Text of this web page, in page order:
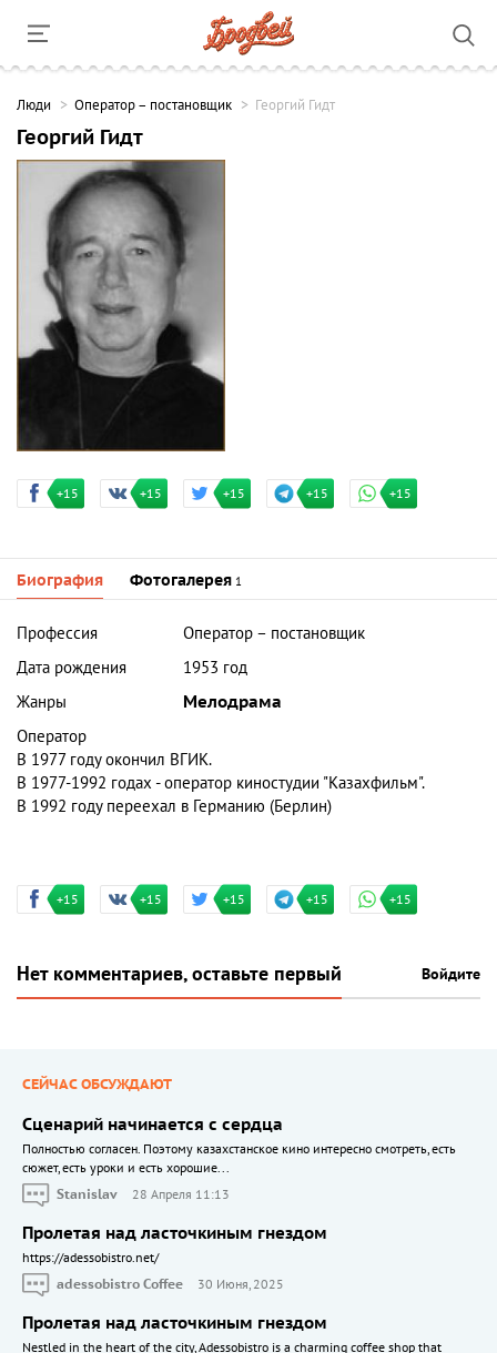
Люди Оператор – постановщик Георгий Гидт
Георгий Гидт
+15 +15 +15 +15 +15
Биография Фотогалерея 1
Профессия
Оператор – постановщик
Дата рождения
1953 год
Жанры
Мелодрама
Оператор
В 1977 году окончил ВГИК.
В 1977-1992 годах - оператор киностудии "Казахфильм".
В 1992 году переехал в Германию (Берлин)
+15 +15 +15 +15 +15
Нет комментариев, оставьте первый Войдите
СЕЙЧАС ОБСУЖДАЮТ
Сценарий начинается с сердца
Полностью согласен. Поэтому казахстанское кино интересно смотреть, есть
сюжет, есть уроки и есть хорошие...
Stanislav
28 Апреля 11:13
Пролетая над ласточкиным гнездом
https://adessobistro.net/
adessobistro Coffee
30 Июня, 2025
Пролетая над ласточкиным гнездом
Nestled in the heart of the city, Adessobistro is a charming coffee shop that